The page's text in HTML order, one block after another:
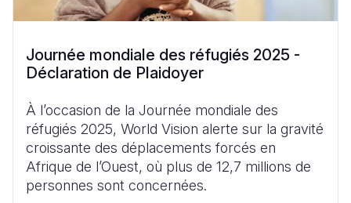
Journée mondiale des réfugiés 2025 -
Déclaration de Plaidoyer
À l’occasion de la Journée mondiale des
réfugiés 2025, World Vision alerte sur la gravité
croissante des déplacements forcés en
Afrique de l’Ouest, où plus de 12,7 millions de
personnes sont concernées.